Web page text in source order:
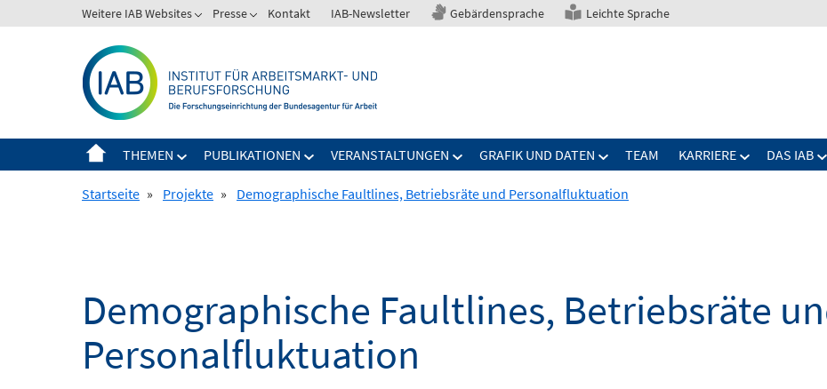
zum
Weitere IAB Websites Presse Kontakt IAB-Newsletter Gebärdensprache Leichte Sprache
THEMEN PUBLIKATIONEN VERANSTALTUNGEN GRAFIK UND DATEN TEAM KARRIERE DAS IAB
Startseite » Projekte » Demographische Faultlines, Betriebsräte und Personalfluktuation
Demographische Faultlines, Betriebsräte
Personalfluktuation